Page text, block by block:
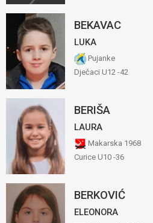
BEKAVAC
LUKA
Pujanke
Dječaci U12 -42
BERIŠA
LAURA
Makarska 1968
Curice U10 -36
BERKOVIĆ
ELEONORA